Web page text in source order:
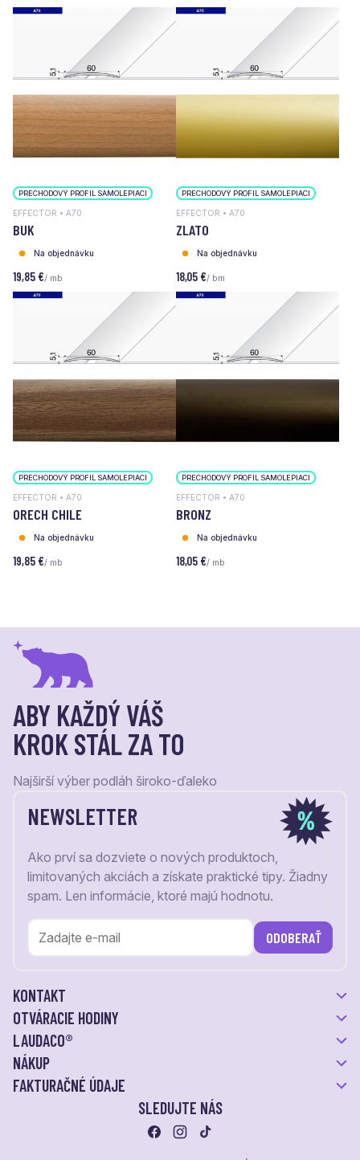
PRECHODOVÝ PROFIL SAMOLEPIACI
EFFECTOR • A70
BUK
Na objednávku
19,85 €/ mb
PRECHODOVÝ PROFIL SAMOLEPIACI
EFFECTOR • A70
ZLATO
Na objednávku
18,05 €/ bm
PRECHODOVÝ PROFIL SAMOLEPIACI
EFFECTOR • A70
ORECH CHILE
Na objednávku
19,85 €/ mb
PRECHODOVÝ PROFIL SAMOLEPIACI
EFFECTOR • A70
BRONZ
Na objednávku
18,05 €/ mb
ABY KAŽDÝ VÁŠ
KROK STÁL ZA TO
Najširší výber podláh široko-ďaleko
NEWSLETTER
Ako prví sa dozviete o nových produktoch,
limitovaných akciách a získate praktické tipy. Žiadny
spam. Len informácie, ktoré majú hodnotu.
ODOBERAŤ
KONTAKT
OTVÁRACIE HODINY
LAUDACO®
NÁKUP
FAKTURAČNÉ ÚDAJE
SLEDUJTE NÁS